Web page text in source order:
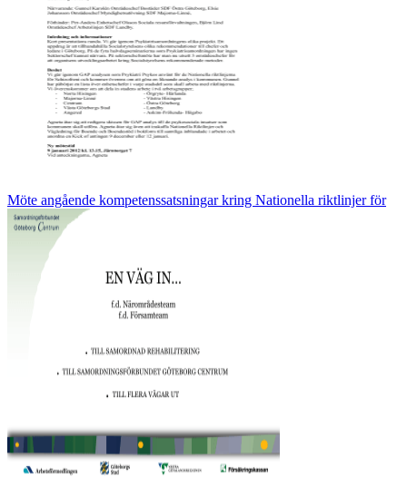
Möte angående kompetenssatsningar kring Nationella riktlinjer för